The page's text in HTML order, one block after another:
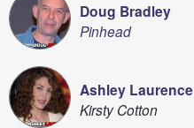
Doug Bradley
Pinhead
Ashley Laurence
Kirsty Cotton